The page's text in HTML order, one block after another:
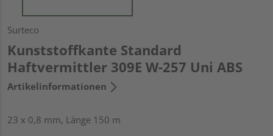
Surteco
Kunststoffkante Standard
Haftvermittler 309E W-257 Uni ABS
Artikelinformationen
23 x 0,8 mm, Länge 150 m